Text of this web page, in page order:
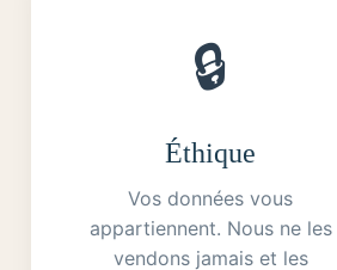
🔒
Éthique
Vos données vous
appartiennent. Nous ne les
vendons jamais et les